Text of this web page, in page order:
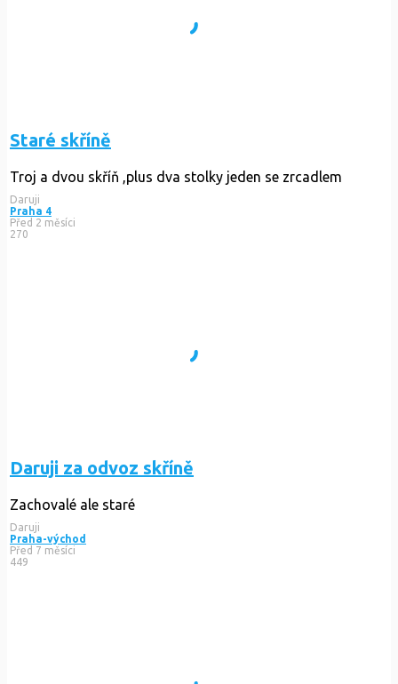
Staré skříně
Troj a dvou skříň ,plus dva stolky jeden se zrcadlem
Daruji
Praha 4
Před 2 měsíci
270
Daruji za odvoz skříně
Zachovalé ale staré
Daruji
Praha-východ
Před 7 měsíci
449